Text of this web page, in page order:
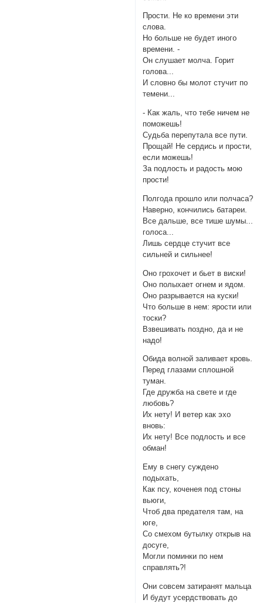
Прости. Не ко времени эти
слова.
Но больше не будет иного
времени. -
Он слушает молча. Горит
голова...
И словно бы молот стучит по
темени...
- Как жаль, что тебе ничем не
поможешь!
Судьба перепутала все пути.
Прощай! Не сердись и прости,
если можешь!
За подлость и радость мою
прости!
Полгода прошло или полчаса?
Наверно, кончились батареи.
Все дальше, все тише шумы...
голоса...
Лишь сердце стучит все
сильней и сильнее!
Оно грохочет и бьет в виски!
Оно полыхает огнем и ядом.
Оно разрывается на куски!
Что больше в нем: ярости или
тоски?
Взвешивать поздно, да и не
надо!
Обида волной заливает кровь.
Перед глазами сплошной
туман.
Где дружба на свете и где
любовь?
Их нету! И ветер как эхо
вновь:
Их нету! Все подлость и все
обман!
Ему в снегу суждено
подыхать,
Как псу, коченея под стоны
вьюги,
Чтоб два предателя там, на
юге,
Со смехом бутылку открыв на
досуге,
Могли поминки по нем
справлять?!
Они совсем затиранят мальца
И будут усердствовать до